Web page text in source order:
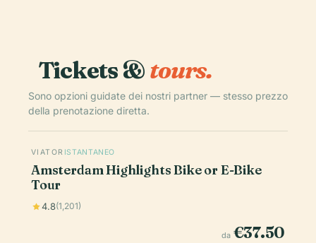
Tickets &tours.
Sono opzioni guidate dei nostri partner — stesso prezzo
della prenotazione diretta.
VIATOR ISTANTANEO
Amsterdam Highlights Bike or E-Bike
Tour
4.8(1,201)
da €37.50